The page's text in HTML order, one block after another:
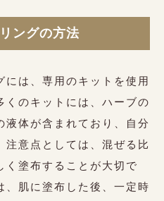
ングの方法
には、専用のキットを使用
くのキットには、ハーブの
液体が含まれており、自分
注意点としては、混ぜる比
く塗布することが大切で
、肌に塗布した後、一定時